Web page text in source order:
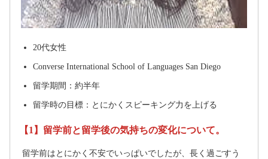
20代女性
Converse International School of Languages San Diego
留学期間：約半年
留学時の目標：とにかくスピーキング力を上げる
【1】留学前と留学後の気持ちの変化について。
留学前はとにかく不安でいっぱいでしたが、長く過ごすう